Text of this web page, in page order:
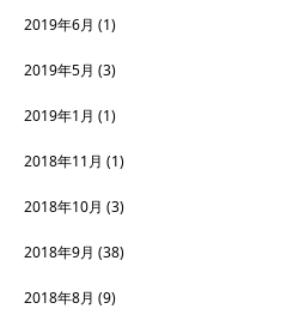
2019年6月 (1)
2019年5月 (3)
2019年1月 (1)
2018年11月 (1)
2018年10月 (3)
2018年9月 (38)
2018年8月 (9)